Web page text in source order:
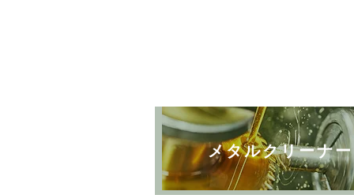
メタルクリーナー